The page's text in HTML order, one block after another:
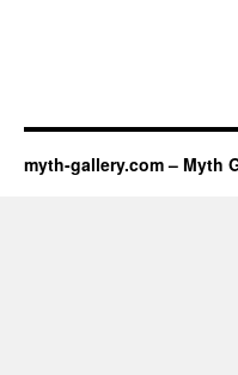
myth-gallery.com – Myth